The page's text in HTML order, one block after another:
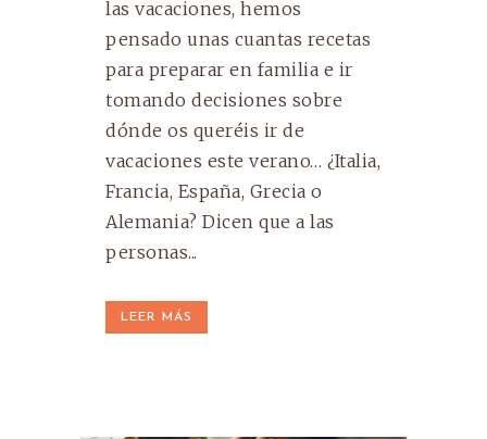
las vacaciones, hemos
pensado unas cuantas recetas
para preparar en familia e ir
tomando decisiones sobre
dónde os queréis ir de
vacaciones este verano… ¿Italia,
Francia, España, Grecia o
Alemania? Dicen que a las
personas...
LEER MÁS